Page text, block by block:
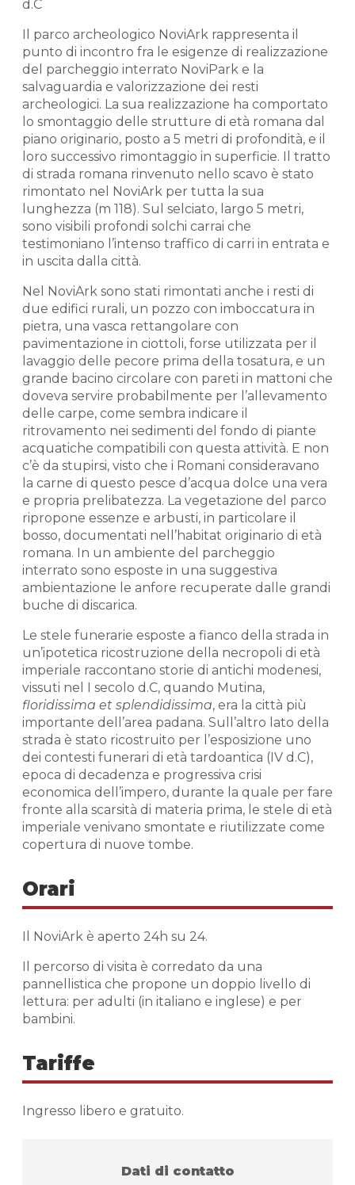
d.C
Il parco archeologico NoviArk rappresenta il
punto di incontro fra le esigenze di realizzazione
del parcheggio interrato NoviPark e la
salvaguardia e valorizzazione dei resti
archeologici. La sua realizzazione ha comportato
lo smontaggio delle strutture di età romana dal
piano originario, posto a 5 metri di profondità, e il
loro successivo rimontaggio in superficie. Il tratto
di strada romana rinvenuto nello scavo è stato
rimontato nel NoviArk per tutta la sua
lunghezza (m 118). Sul selciato, largo 5 metri,
sono visibili profondi solchi carrai che
testimoniano l’intenso traffico di carri in entrata e
in uscita dalla città.
Nel NoviArk sono stati rimontati anche i resti di
due edifici rurali, un pozzo con imboccatura in
pietra, una vasca rettangolare con
pavimentazione in ciottoli, forse utilizzata per il
lavaggio delle pecore prima della tosatura, e un
grande bacino circolare con pareti in mattoni che
doveva servire probabilmente per l’allevamento
delle carpe, come sembra indicare il
ritrovamento nei sedimenti del fondo di piante
acquatiche compatibili con questa attività. E non
c’è da stupirsi, visto che i Romani consideravano
la carne di questo pesce d’acqua dolce una vera
e propria prelibatezza. La vegetazione del parco
ripropone essenze e arbusti, in particolare il
bosso, documentati nell’habitat originario di età
romana. In un ambiente del parcheggio
interrato sono esposte in una suggestiva
ambientazione le anfore recuperate dalle grandi
buche di discarica.
Le stele funerarie esposte a fianco della strada in
un’ipotetica ricostruzione della necropoli di età
imperiale raccontano storie di antichi modenesi,
vissuti nel I secolo d.C, quando Mutina,
floridissima et splendidissima, era la città più
importante dell’area padana. Sull’altro lato della
strada è stato ricostruito per l’esposizione uno
dei contesti funerari di età tardoantica (IV d.C),
epoca di decadenza e progressiva crisi
economica dell’impero, durante la quale per fare
fronte alla scarsità di materia prima, le stele di età
imperiale venivano smontate e riutilizzate come
copertura di nuove tombe.
Orari
Il NoviArk è aperto 24h su 24.
Il percorso di visita è corredato da una
pannellistica che propone un doppio livello di
lettura: per adulti (in italiano e inglese) e per
bambini.
Tariffe
Ingresso libero e gratuito.
Dati di contatto